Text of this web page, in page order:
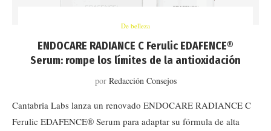
De belleza
ENDOCARE RADIANCE C Ferulic EDAFENCE®
Serum: rompe los límites de la antioxidación
por Redacción Consejos
Cantabria Labs lanza un renovado ENDOCARE RADIANCE C
Ferulic EDAFENCE® Serum para adaptar su fórmula de alta